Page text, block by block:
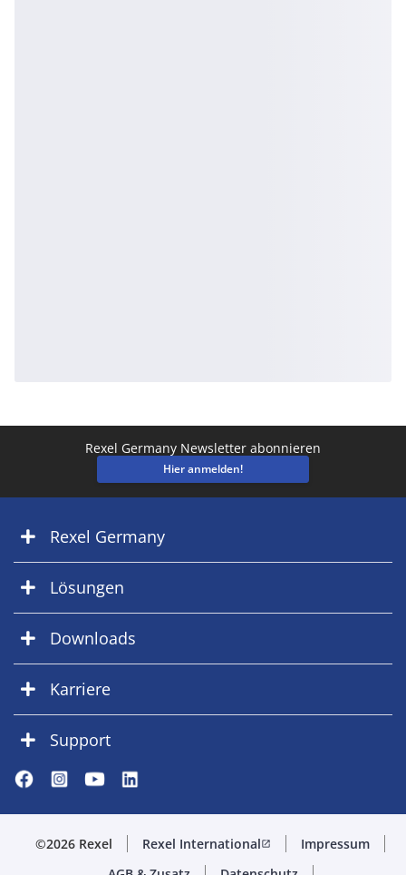
Rexel Germany Newsletter abonnieren
Hier anmelden!
Rexel Germany
Lösungen
Downloads
Karriere
Support
©2026 Rexel Rexel Internationalopen_in_new
Impressum